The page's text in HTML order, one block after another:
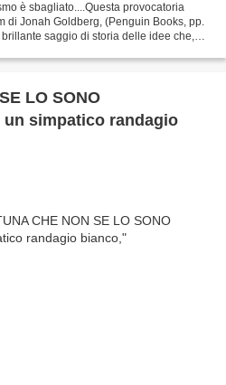
è sbagliato....Questa provocatoria
di Jonah Goldberg, (Penguin Books, pp.
saggio di storia delle idee che,
LO SONO
un simpatico randagio